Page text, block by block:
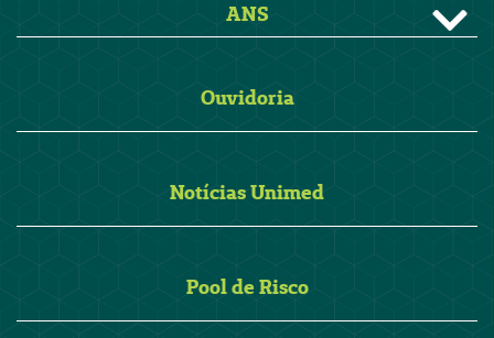
ANS
Ouvidoria
Notícias Unimed
Pool de Risco